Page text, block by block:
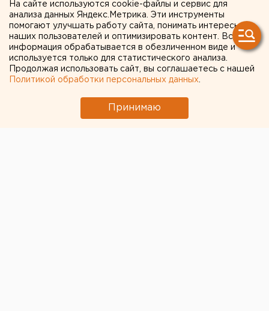
депутатов
На сайте используются cookie-файлы и сервис для
анализа данных Яндекс.Метрика. Эти инструменты
помогают улучшать работу сайта, понимать интересы
наших пользователей и оптимизировать контент. Вся
информация обрабатывается в обезличенном виде и
используется только для статистического анализа.
Продолжая использовать сайт, вы соглашаетесь с нашей
Политикой обработки персональных данных
Принимаю